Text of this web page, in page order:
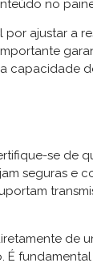
no
ajustar a
capacidade
se de
seguras e
de
É